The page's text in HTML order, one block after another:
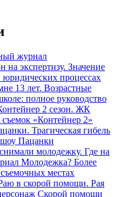
журнал
на экспертизу. Значение
юридических процессах
13 лет. Возрастные
полное руководство
2 сезон. ЖК
«Контейнер 2»
Трагическая гибель
Пацанки
молодежку. Где на
Молодежка? Более
местах
в скорой помощи. Рая
Скорой помощи